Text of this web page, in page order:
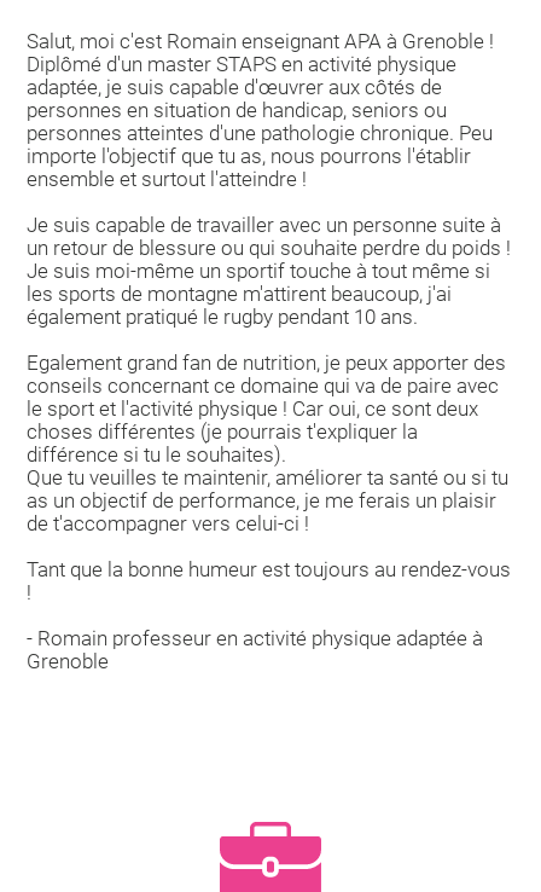
Salut, moi c'est Romain enseignant APA à Grenoble !
Diplômé d'un master STAPS en activité physique
adaptée, je suis capable d'œuvrer aux côtés de
personnes en situation de handicap, seniors ou
personnes atteintes d'une pathologie chronique. Peu
importe l'objectif que tu as, nous pourrons l'établir
ensemble et surtout l'atteindre !
Je suis capable de travailler avec un personne suite à
un retour de blessure ou qui souhaite perdre du poids !
Je suis moi-même un sportif touche à tout même si
les sports de montagne m'attirent beaucoup, j'ai
également pratiqué le rugby pendant 10 ans.
Egalement grand fan de nutrition, je peux apporter des
conseils concernant ce domaine qui va de paire avec
le sport et l'activité physique ! Car oui, ce sont deux
choses différentes (je pourrais t'expliquer la
différence si tu le souhaites).
Que tu veuilles te maintenir, améliorer ta santé ou si tu
as un objectif de performance, je me ferais un plaisir
de t'accompagner vers celui-ci !
Tant que la bonne humeur est toujours au rendez-vous
!
- Romain professeur en activité physique adaptée à
Grenoble